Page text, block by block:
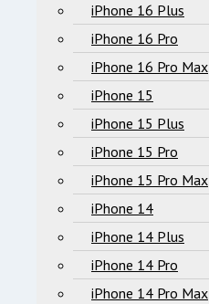
iPhone 16 Plus
iPhone 16 Pro
iPhone 16 Pro Max
iPhone 15
iPhone 15 Plus
iPhone 15 Pro
iPhone 15 Pro Max
iPhone 14
iPhone 14 Plus
iPhone 14 Pro
iPhone 14 Pro Max